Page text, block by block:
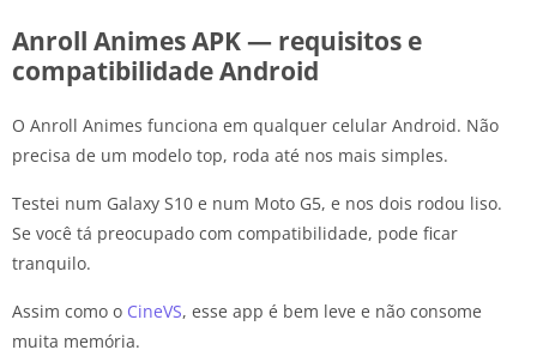
Anroll Animes APK — requisitos e
compatibilidade Android
O Anroll Animes funciona em qualquer celular Android. Não
precisa de um modelo top, roda até nos mais simples.
Testei num Galaxy S10 e num Moto G5, e nos dois rodou liso.
Se você tá preocupado com compatibilidade, pode ficar
tranquilo.
Assim como o CineVS, esse app é bem leve e não consome
muita memória.